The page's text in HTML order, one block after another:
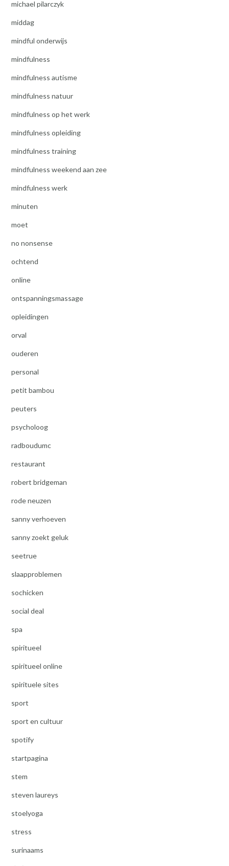
michael pilarczyk
middag
mindful onderwijs
mindfulness
mindfulness autisme
mindfulness natuur
mindfulness op het werk
mindfulness opleiding
mindfulness training
mindfulness weekend aan zee
mindfulness werk
minuten
moet
no nonsense
ochtend
online
ontspanningsmassage
opleidingen
orval
ouderen
personal
petit bambou
peuters
psycholoog
radboudumc
restaurant
robert bridgeman
rode neuzen
sanny verhoeven
sanny zoekt geluk
seetrue
slaapproblemen
sochicken
social deal
spa
spiritueel
spiritueel online
spirituele sites
sport
sport en cultuur
spotify
startpagina
stem
steven laureys
stoelyoga
stress
surinaams